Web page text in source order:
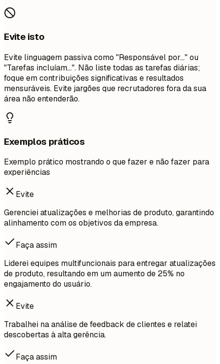
Evite isto
Evite linguagem passiva como "Responsável por..." ou
"Tarefas incluíam...". Não liste todas as tarefas diárias;
foque em contribuições significativas e resultados
mensuráveis. Evite jargões que recrutadores fora da sua
área não entenderão.
Exemplos práticos
Exemplo prático mostrando o que fazer e não fazer para
experiências
Evite
Gerenciei atualizações e melhorias de produto, garantindo
alinhamento com os objetivos da empresa.
Faça assim
Liderei equipes multifuncionais para entregar atualizações
de produto, resultando em um aumento de 25% no
engajamento do usuário.
Evite
Trabalhei na análise de feedback de clientes e relatei
descobertas à alta gerência.
Faça assim